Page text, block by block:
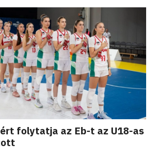
folytatja az Eb-t az U18-as